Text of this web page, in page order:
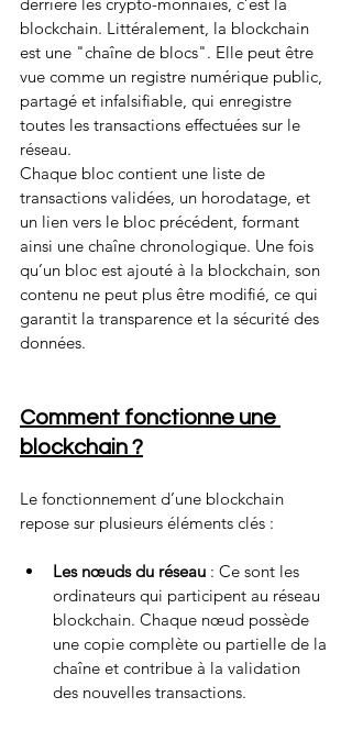
blockchain. Littéralement, la blockchain
est une "chaîne de blocs". Elle peut être
vue comme un registre numérique public,
partagé et infalsifiable, qui enregistre
toutes les transactions effectuées sur le
réseau.
Chaque bloc contient une liste de
transactions validées, un horodatage, et
un lien vers le bloc précédent, formant
ainsi une chaîne chronologique. Une fois
qu’un bloc est ajouté à la blockchain, son
contenu ne peut plus être modifié, ce qui
garantit la transparence et la sécurité des
données.
Comment fonctionne une
blockchain ?
Le fonctionnement d’une blockchain
repose sur plusieurs éléments clés :
Les nœuds du réseau : Ce sont les
ordinateurs qui participent au réseau
blockchain. Chaque nœud possède
une copie complète ou partielle de la
chaîne et contribue à la validation
des nouvelles transactions.